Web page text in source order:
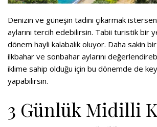
Denizin ve güneşin tadını çıkarmak
aylarını tercih edebilirsin. Tabii turistik bir
dönem hayli kalabalık oluyor. Daha sakin
ilkbahar ve sonbahar aylarını
iklime sahip olduğu için bu dönemde de
yapabilirsin.
3 Günlük Midilli